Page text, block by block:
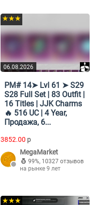
06.08.2026
★★★
PM# 14➤ Lvl 61 ➤ S29
S28 Full Set | 83 Outfit |
16 Titles | JJK Charms
🔥 516 UC | 4 Year,
Продажа, 6...
3852.00 p
MegaMarket
99%, 10327 отзывов
на рынке 9 лет
★★★